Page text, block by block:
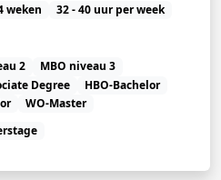
weken
32 - 40 uur per week
2
MBO niveau 3
Degree
HBO-Bachelor
WO-Master